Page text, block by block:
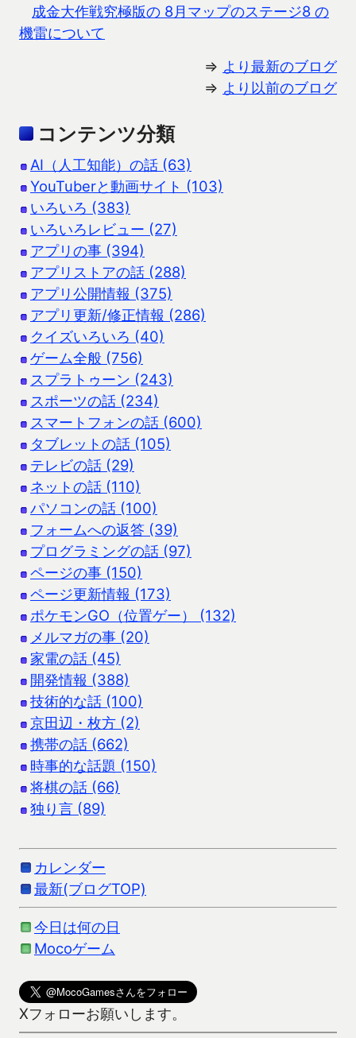
成金大作戦究極版の 8月マップのステージ8 の
機雷について
⇒ より最新のブログ
⇒ より以前のブログ
コンテンツ分類
AI（人工知能）の話 (63)
YouTuberと動画サイト (103)
いろいろ (383)
いろいろレビュー (27)
アプリの事 (394)
アプリストアの話 (288)
アプリ公開情報 (375)
アプリ更新/修正情報 (286)
クイズいろいろ (40)
ゲーム全般 (756)
スプラトゥーン (243)
スポーツの話 (234)
スマートフォンの話 (600)
タブレットの話 (105)
テレビの話 (29)
ネットの話 (110)
パソコンの話 (100)
フォームへの返答 (39)
プログラミングの話 (97)
ページの事 (150)
ページ更新情報 (173)
ポケモンGO（位置ゲー） (132)
メルマガの事 (20)
家電の話 (45)
開発情報 (388)
技術的な話 (100)
京田辺・枚方 (2)
携帯の話 (662)
時事的な話題 (150)
将棋の話 (66)
独り言 (89)
カレンダー
最新(ブログTOP)
今日は何の日
Mocoゲーム
Xフォローお願いします。